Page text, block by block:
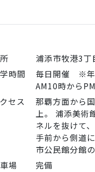
浦添市牧港3
時間
毎日開催 ※年
AM10時から
セス
那覇方面から
上。 浦添美術
ネルを抜けて
手前から側道
市公民館分館の
場
完備